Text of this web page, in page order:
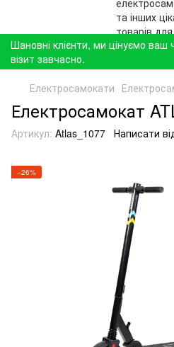
Шановні клієнти, ми цінуємо ваш
візит завчасно.
Електросамокати
Електросамокат
Артикул: Atlas_1077 Написати
−26%